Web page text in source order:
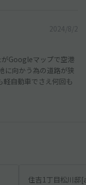
2024/8/2
Googleマップで空港
に向かう為の道路が狭
軽自動車でさえ何回も
住吉1丁目松川邸